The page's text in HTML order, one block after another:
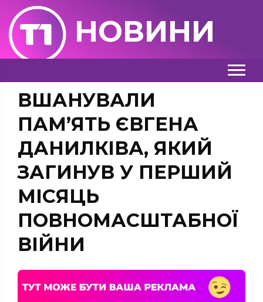
НОВИНИ
ВШАНУВАЛИ
ПАМ’ЯТЬ ЄВГЕНА
ДАНИЛКІВА, ЯКИЙ
ЗАГИНУВ У ПЕРШИЙ
МІСЯЦЬ
ПОВНОМАСШТАБНОЇ
ВІЙНИ